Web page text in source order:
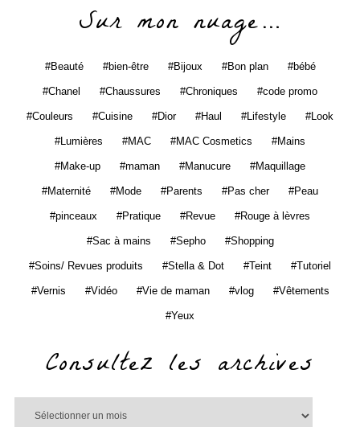
Sur mon nuage…
Beauté bien-être Bijoux Bon plan bébé
Chanel Chaussures Chroniques code promo
Couleurs Cuisine Dior Haul Lifestyle Look
Lumières MAC MAC Cosmetics Mains
Make-up maman Manucure Maquillage
Maternité Mode Parents Pas cher Peau
pinceaux Pratique Revue Rouge à lèvres
Sac à mains Sepho Shopping
Soins/ Revues produits Stella & Dot Teint Tutoriel
Vernis Vidéo Vie de maman vlog Vêtements
Yeux
Consultez les archives